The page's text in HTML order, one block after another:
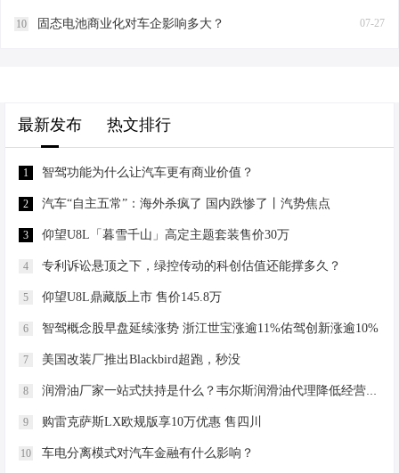
07-27
10 固态电池商业化对车企影响多大？
最新发布 热文排行
1 智驾功能为什么让汽车更有商业价值？
2 汽车“自主五常”：海外杀疯了 国内跌惨了丨汽势焦点
3 仰望U8L「暮雪千山」高定主题套装售价30万
4 专利诉讼悬顶之下，绿控传动的科创估值还能撑多久？
5 仰望U8L鼎藏版上市 售价145.8万
6 智驾概念股早盘延续涨势 浙江世宝涨逾11%佑驾创新涨逾10%
7 美国改装厂推出Blackbird超跑，秒没
8 润滑油厂家一站式扶持是什么？韦尔斯润滑油代理降低经营门槛
9 购雷克萨斯LX欧规版享10万优惠 售四川
10 车电分离模式对汽车金融有什么影响？